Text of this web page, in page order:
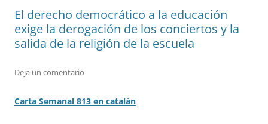
El derecho democrático a la educación
exige la derogación de los conciertos y la
salida de la religión de la escuela
Deja un comentario
Carta Semanal 813 en catalán